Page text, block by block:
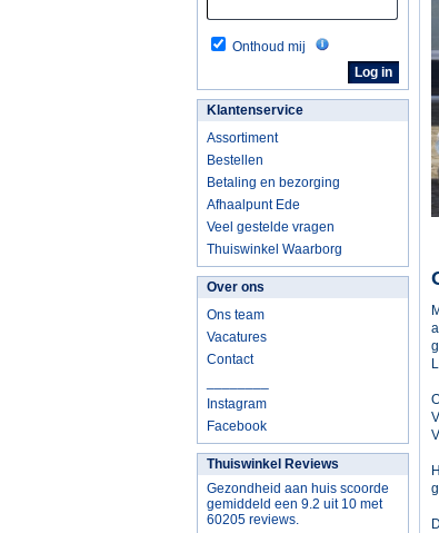
Onthoud mij
Klantenservice
Assortiment
Bestellen
Betaling en bezorging
Afhaalpunt Ede
Veel gestelde vragen
Thuiswinkel Waarborg
Over ons
Ons team
Vacatures
Contact
Instagram
Facebook
Thuiswinkel Reviews
Gezondheid aan huis scoorde
gemiddeld een 9.2 uit 10 met
60205 reviews.